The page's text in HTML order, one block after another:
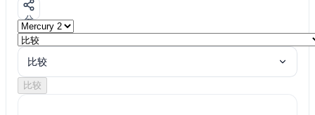
分
享
比较
比较